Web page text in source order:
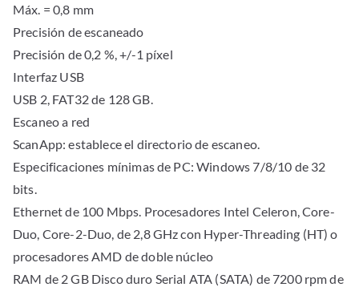
Máx. = 0,8 mm
Precisión de escaneado
Precisión de 0,2 %, +/-1 píxel
Interfaz USB
USB 2, FAT32 de 128 GB.
Escaneo a red
ScanApp: establece el directorio de escaneo.
Especificaciones mínimas de PC: Windows 7/8/10 de 32
bits.
Ethernet de 100 Mbps. Procesadores Intel Celeron, Core-
Duo, Core-2-Duo, de 2,8 GHz con Hyper-Threading (HT) o
procesadores AMD de doble núcleo
RAM de 2 GB Disco duro Serial ATA (SATA) de 7200 rpm de